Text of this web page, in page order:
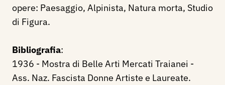
opere: Paesaggio, Alpinista, Natura morta, Studio
di Figura.
Bibliografia:
1936 - Mostra di Belle Arti Mercati Traianei -
Ass. Naz. Fascista Donne Artiste e Laureate.